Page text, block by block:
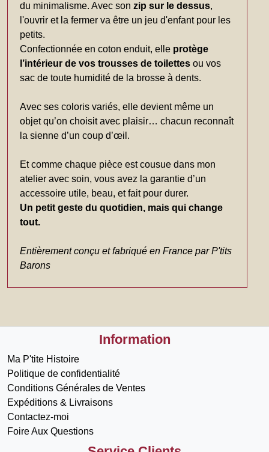
du minimalisme. Avec son zip sur le dessus,
l'ouvrir et la fermer va être un jeu d'enfant pour les
petits.
Confectionnée en coton enduit, elle protège
l’intérieur de vos trousses de toilettes ou vos
sac de toute humidité de la brosse à dents.
Avec ses coloris variés, elle devient même un
objet qu’on choisit avec plaisir… chacun reconnaît
la sienne d’un coup d’œil.
Et comme chaque pièce est cousue dans mon
atelier avec soin, vous avez la garantie d’un
accessoire utile, beau, et fait pour durer.
Un petit geste du quotidien, mais qui change
tout.
Entièrement conçu et fabriqué en France par P'tits
Barons
Information
Ma P'tite Histoire
Politique de confidentialité
Conditions Générales de Ventes
Expéditions & Livraisons
Contactez-moi
Foire Aux Questions